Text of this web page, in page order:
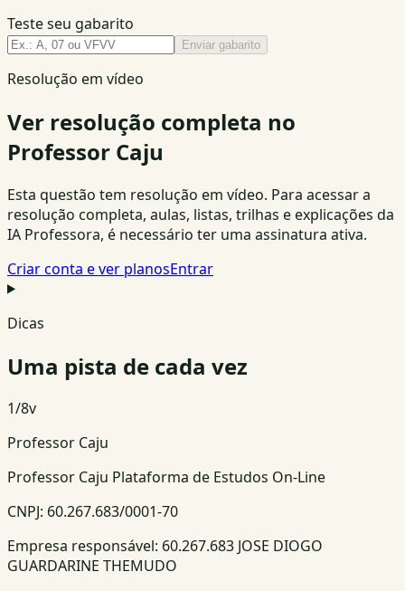
Teste seu gabarito
Enviar gabarito
Resolução em vídeo
Ver resolução completa no
Professor Caju
Esta questão tem resolução em vídeo. Para acessar a
resolução completa, aulas, listas, trilhas e explicações da
IA Professora, é necessário ter uma assinatura ativa.
Criar conta e ver planosEntrar
Dicas
Uma pista de cada vez
1/8v
Professor Caju
Professor Caju Plataforma de Estudos On-Line
CNPJ: 60.267.683/0001-70
Empresa responsável: 60.267.683 JOSE DIOGO
GUARDARINE THEMUDO